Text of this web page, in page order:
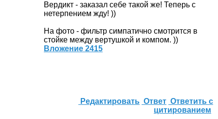
Вердикт - заказал себе такой же! Теперь с
нетерпением жду! ))
На фото - фильтр симпатично смотрится в
стойке между вертушкой и компом. ))
Вложение 2415
Редактировать Ответ Ответить с
цитированием